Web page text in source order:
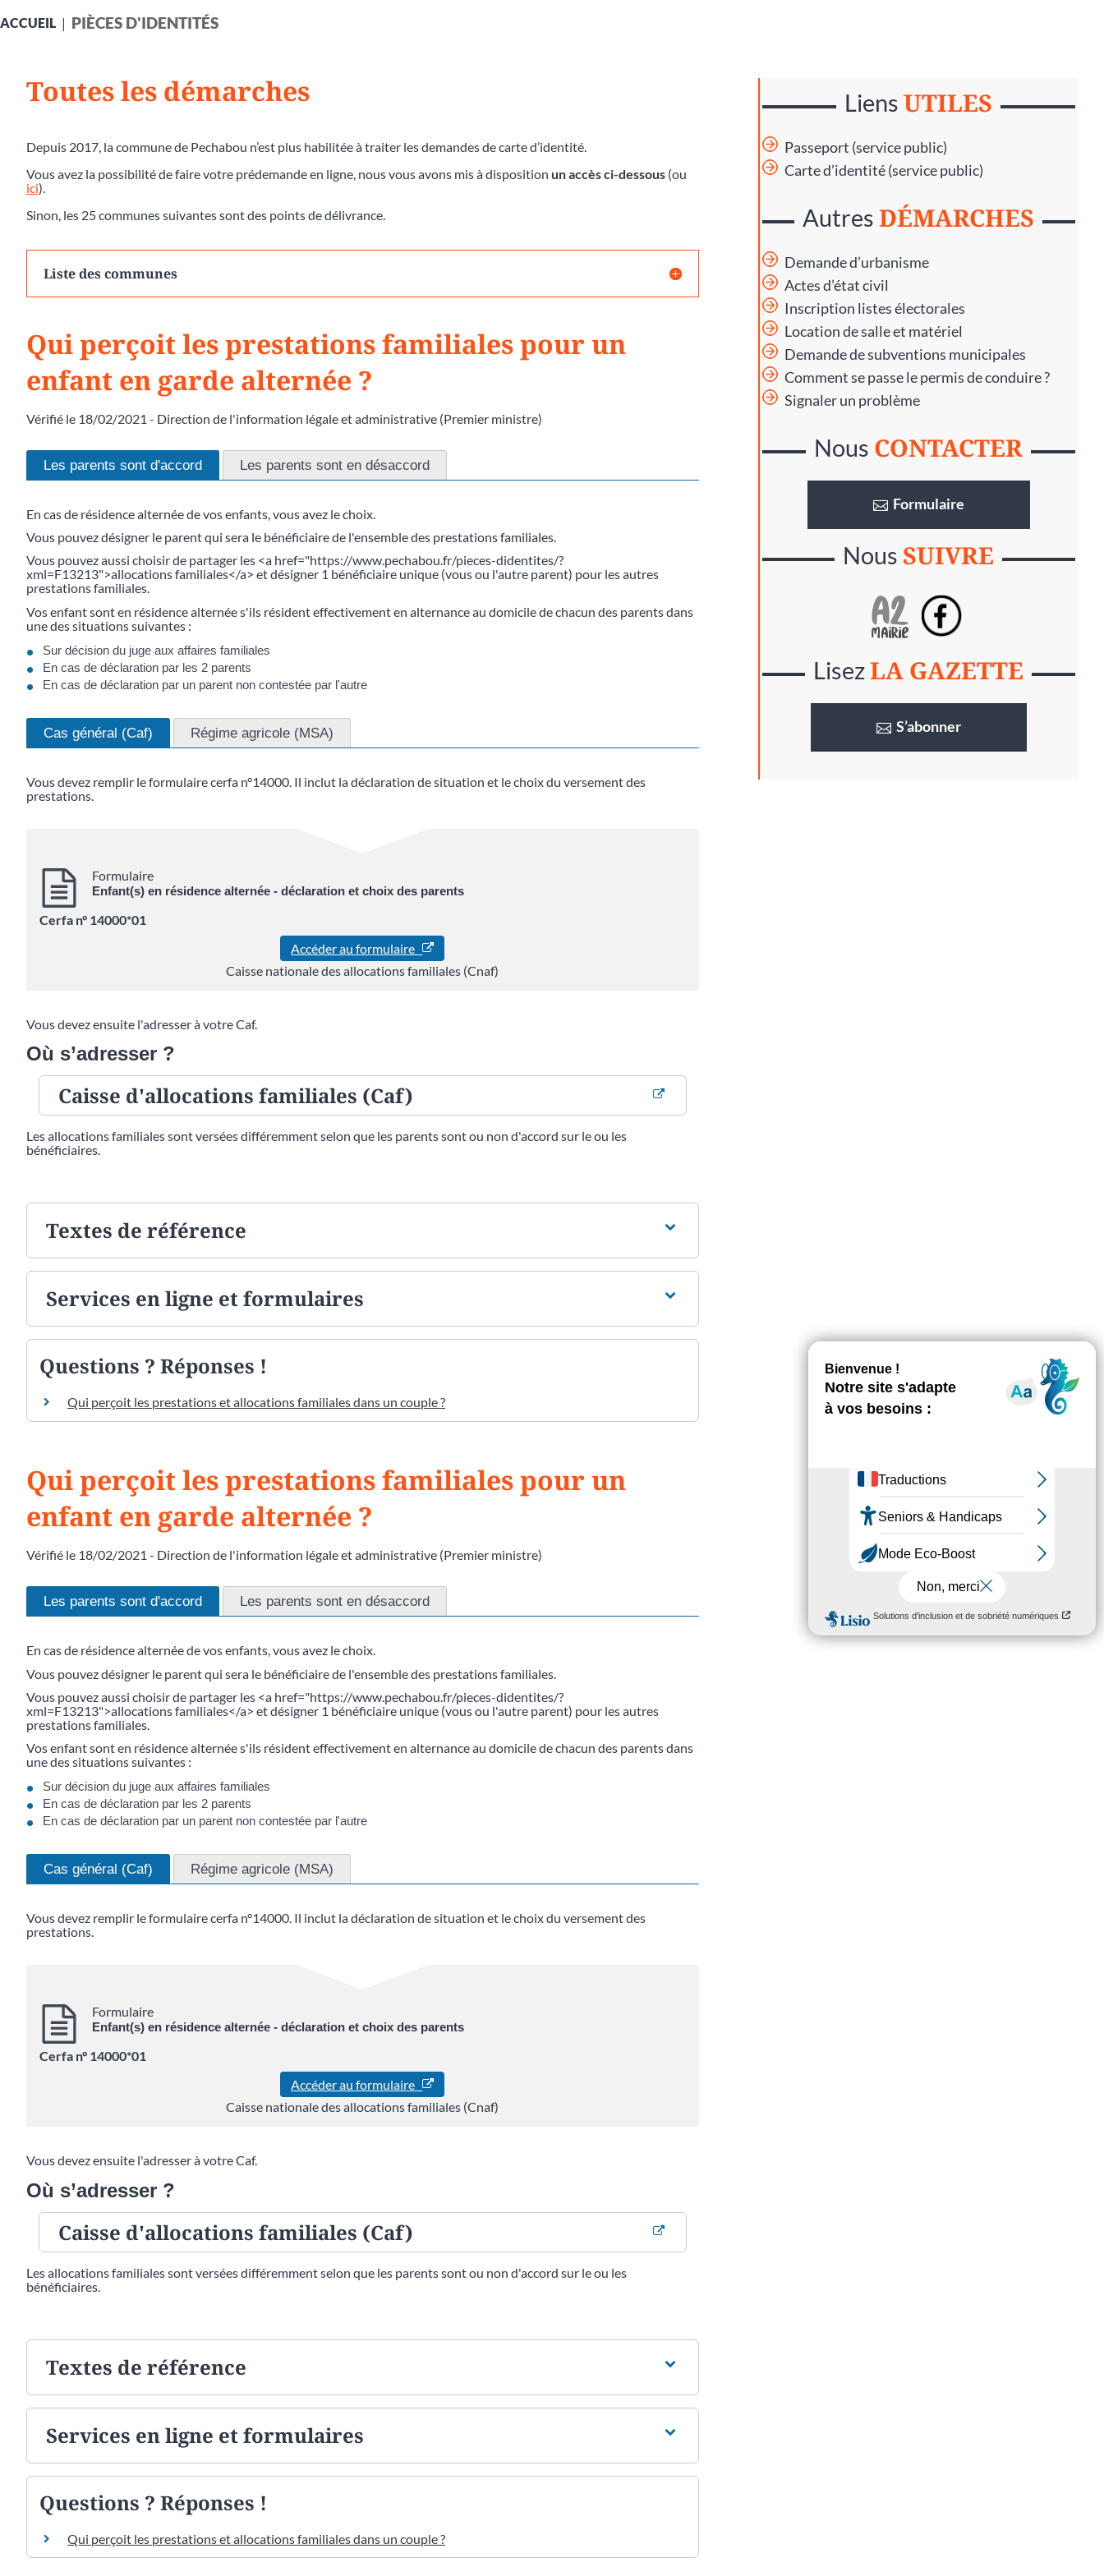
ACCUEIL PIÈCES D'IDENTITÉS
Toutes les démarches
Depuis 2017, la commune de Pechabou n’est plus habilitée à traiter les demandes de carte d’identité.
Vous avez la possibilité de faire votre prédemande en ligne, nous vous avons mis à disposition un accès ci-dessous (ou
ici).
Sinon, les 25 communes suivantes sont des points de délivrance.
Liste des communes
Qui perçoit les prestations familiales pour un
enfant en garde alternée ?
Vérifié le 18/02/2021 - Direction de l'information légale et administrative (Premier ministre)
Les parents sont d'accord Les parents sont en désaccord
En cas de résidence alternée de vos enfants, vous avez le choix.
Vous pouvez désigner le parent qui sera le bénéficiaire de l'ensemble des prestations familiales.
Vous pouvez aussi choisir de partager les <a href="https://www.pechabou.fr/pieces-didentites/?
xml=F13213">allocations familiales</a> et désigner 1 bénéficiaire unique (vous ou l'autre parent) pour les autres
prestations familiales.
Vos enfant sont en résidence alternée s'ils résident effectivement en alternance au domicile de chacun des parents dans
une des situations suivantes :
Sur décision du juge aux affaires familiales
En cas de déclaration par les 2 parents
En cas de déclaration par un parent non contestée par l'autre
Cas général (Caf) Régime agricole (MSA)
Vous devez remplir le formulaire cerfa n°14000. Il inclut la déclaration de situation et le choix du versement des
prestations.
Formulaire
Enfant(s) en résidence alternée - déclaration et choix des parents
Cerfa n° 14000*01
Accéder au formulaire
Caisse nationale des allocations familiales (Cnaf)
Vous devez ensuite l'adresser à votre Caf.
Où s’adresser ?
Caisse d'allocations familiales (Caf)
Les allocations familiales sont versées différemment selon que les parents sont ou non d'accord sur le ou les
bénéficiaires.
Textes de référence
Services en ligne et formulaires
Questions ? Réponses !
Qui perçoit les prestations et allocations familiales dans un couple ?
Qui perçoit les prestations familiales pour un
enfant en garde alternée ?
Vérifié le 18/02/2021 - Direction de l'information légale et administrative (Premier ministre)
Les parents sont d'accord Les parents sont en désaccord
En cas de résidence alternée de vos enfants, vous avez le choix.
Vous pouvez désigner le parent qui sera le bénéficiaire de l'ensemble des prestations familiales.
Vous pouvez aussi choisir de partager les <a href="https://www.pechabou.fr/pieces-didentites/?
xml=F13213">allocations familiales</a> et désigner 1 bénéficiaire unique (vous ou l'autre parent) pour les autres
prestations familiales.
Vos enfant sont en résidence alternée s'ils résident effectivement en alternance au domicile de chacun des parents dans
une des situations suivantes :
Sur décision du juge aux affaires familiales
En cas de déclaration par les 2 parents
En cas de déclaration par un parent non contestée par l'autre
Cas général (Caf) Régime agricole (MSA)
Vous devez remplir le formulaire cerfa n°14000. Il inclut la déclaration de situation et le choix du versement des
prestations.
Formulaire
Enfant(s) en résidence alternée - déclaration et choix des parents
Cerfa n° 14000*01
Accéder au formulaire
Caisse nationale des allocations familiales (Cnaf)
Vous devez ensuite l'adresser à votre Caf.
Où s’adresser ?
Caisse d'allocations familiales (Caf)
Les allocations familiales sont versées différemment selon que les parents sont ou non d'accord sur le ou les
bénéficiaires.
Textes de référence
Services en ligne et formulaires
Questions ? Réponses !
Qui perçoit les prestations et allocations familiales dans un couple ?
LiensUTILES
Passeport (service public)
Carte d’identité (service public)
AutresDÉMARCHES
Demande d’urbanisme
Actes d’état civil
Inscription listes électorales
Location de salle et matériel
Demande de subventions municipales
Comment se passe le permis de conduire ?
Signaler un problème
Nous CONTACTER
Formulaire
Nous SUIVRE
LisezLA GAZETTE
S’abonner